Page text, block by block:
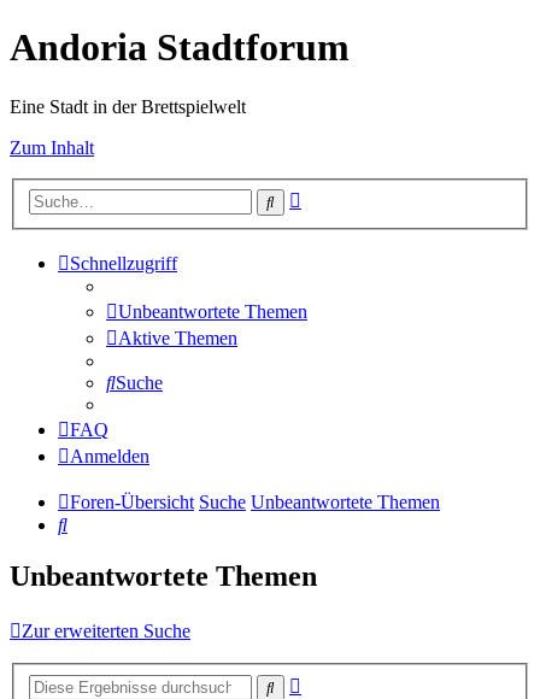
Andoria Stadtforum
Eine Stadt in der Brettspielwelt
Zum Inhalt
Suche
Schnellzugriff
Unbeantwortete Themen
Aktive Themen
Suche
FAQ
Anmelden
Foren-Übersicht Suche Unbeantwortete Themen
Suche
Unbeantwortete Themen
Zur erweiterten Suche
Suche